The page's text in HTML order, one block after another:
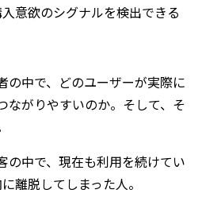
意欲のシグナルを検出できる
の中で、どのユーザーが実際に
ながりやすいのか。そして、そ
の中で、現在も利用を続けてい
離脱してしまった人。